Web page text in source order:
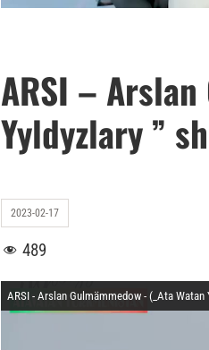
ARSI – Arslan
Yyldyzlary ”
2023-02-17
489
ARSI - Arslan Gulmämmedow - (_Ata Watan